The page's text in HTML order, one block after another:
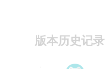
版本历史记录